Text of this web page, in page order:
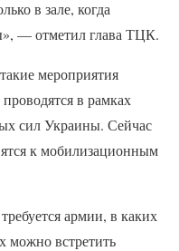
в зале, когда
— отметил глава ТЦК.
мероприятия
в рамках
сил Украины. Сейчас
к мобилизационным
армии, в каких
можно встретить